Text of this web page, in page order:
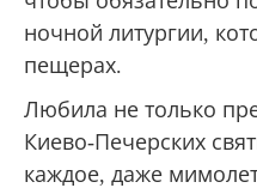
ночной литургии,
пещерах.
Любила не только
Киево-Печерских
каждое, даже